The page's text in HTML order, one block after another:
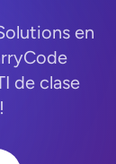
en
de clase